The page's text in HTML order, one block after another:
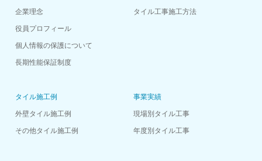
企業理念
役員プロフィール
個人情報の保護について
長期性能保証制度
タイル工事施工方法
タイル施工例
外壁タイル施工例
その他タイル施工例
事業実績
現場別タイル工事
年度別タイル工事